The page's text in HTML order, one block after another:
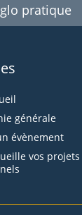
pratique
générale
évènement
vos projets